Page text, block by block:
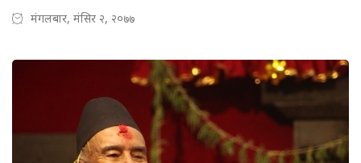
मंगलबार, मंसिर २, २०७७